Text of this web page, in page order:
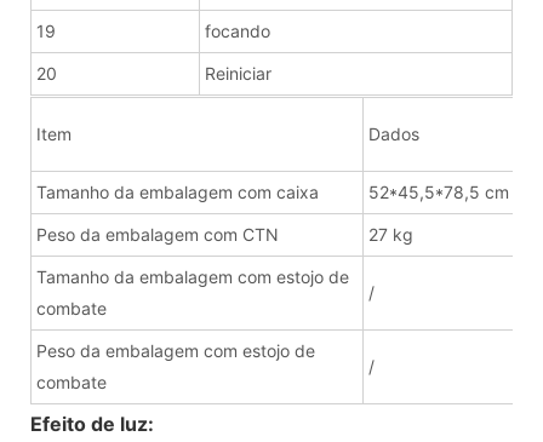
19 focando
20 Reiniciar
Item Dados
Tamanho da embalagem com caixa 52*45,5*78,5 cm
Peso da embalagem com CTN 27 kg
Tamanho da embalagem com estojo de
combate
/
Peso da embalagem com estojo de
combate
/
Efeito de luz: